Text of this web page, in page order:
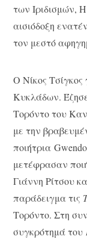
των Ιριδισμών,
αισιόδοξη
τον μεστό
Ο Νίκος
Κυκλάδων.
Τορόντο του
με την
ποιήτρια
μετέφρασαν
Γιάννη Ρίτσου
παράδειγμα τις
Τορόντο. Στη
συγκρότημά του